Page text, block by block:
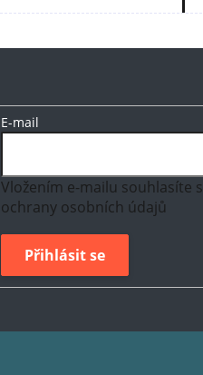
E-mail
Vložením e-mailu souhlasíte s
ochrany osobních údajů
Přihlásit se